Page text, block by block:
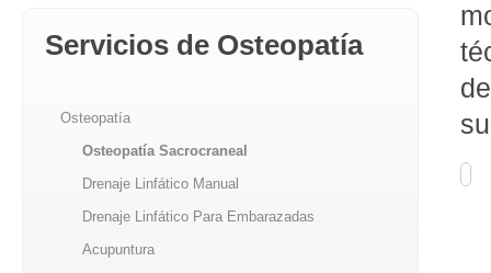
Servicios de Osteopatía
Osteopatía
Osteopatía Sacrocraneal
Drenaje Linfático Manual
Drenaje Linfático Para Embarazadas
Acupuntura